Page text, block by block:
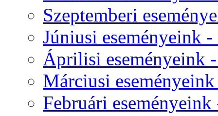
Szeptemberi
Júniusi eseményeink
Áprilisi eseményeink
Márciusi
Februári